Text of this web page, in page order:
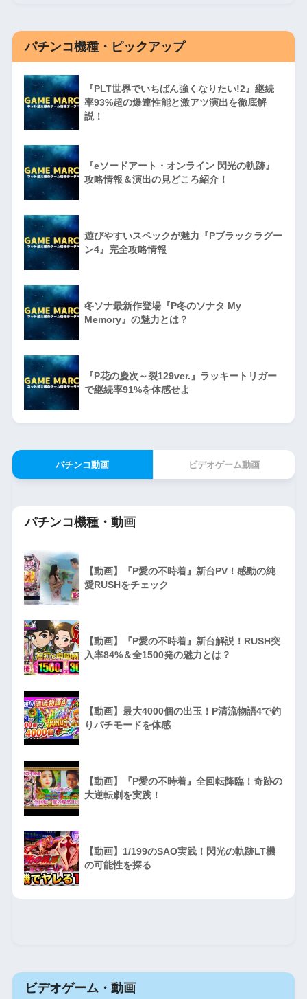
パチンコ機種・ピックアップ
『PLT世界でいちばん強くなりたい!2』継続
率93%超の爆連性能と激アツ演出を徹底解
説！
『eソードアート・オンライン 閃光の軌跡』
攻略情報＆演出の見どころ紹介！
遊びやすいスペックが魅力『Pブラックラグー
ン4』完全攻略情報
冬ソナ最新作登場『P冬のソナタ My
Memory』の魅力とは？
『P花の慶次～裂129ver.』ラッキートリガー
で継続率91%を体感せよ
パチンコ動画 ビデオゲーム動画
パチンコ機種・動画
【動画】『P愛の不時着』新台PV！感動の純
愛RUSHをチェック
【動画】『P愛の不時着』新台解説！RUSH突
入率84%＆全1500発の魅力とは？
【動画】最大4000個の出玉！P清流物語4で釣
りパチモードを体感
【動画】『P愛の不時着』全回転降臨！奇跡の
大逆転劇を実践！
【動画】1/199のSAO実践！閃光の軌跡LT機
の可能性を探る
ビデオゲーム・動画